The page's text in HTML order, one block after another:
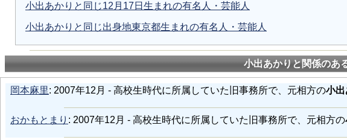
小出あかりと同じ12月17日生まれの有名人・芸能人
小出あかりと同じ出身地東京都生まれの有名人・芸能人
小出あかりと関係のあ
岡本麻里: 2007年12月 - 高校生時代に所属していた旧事務所で、元相方の小出
おかもとまり : 2007年12月 - 高校生時代に所属していた旧事務所で、元相方の